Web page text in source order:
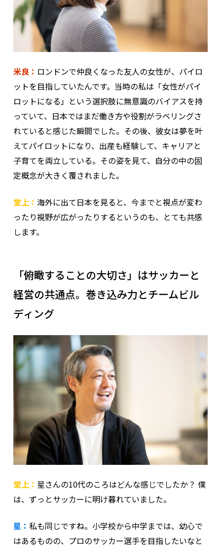
米良： ロンドンで仲良くなった友人の女性が、パイロ
ットを目指していたんです。当時の私は「女性がパイ
ロットになる」という選択肢に無意識のバイアスを持
っていて、日本ではまだ働き方や役割がラベリングさ
れていると感じた瞬間でした。その後、彼女は夢を叶
えてパイロットになり、出産も経験して、キャリアと
子育てを両立している。その姿を見て、自分の中の固
定概念が大きく覆されました。
堂上： 海外に出て日本を見ると、今までと視点が変わ
ったり視野が広がったりするというのも、とても共感
します。
「俯瞰することの大切さ」はサッカーと
経営の共通点。巻き込み力とチームビル
ディング
堂上： 星さんの10代のころはどんな感じでしたか？ 僕
は、ずっとサッカーに明け暮れていました。
星： 私も同じですね。小学校から中学までは、幼心で
はあるものの、プロのサッカー選手を目指したいなと